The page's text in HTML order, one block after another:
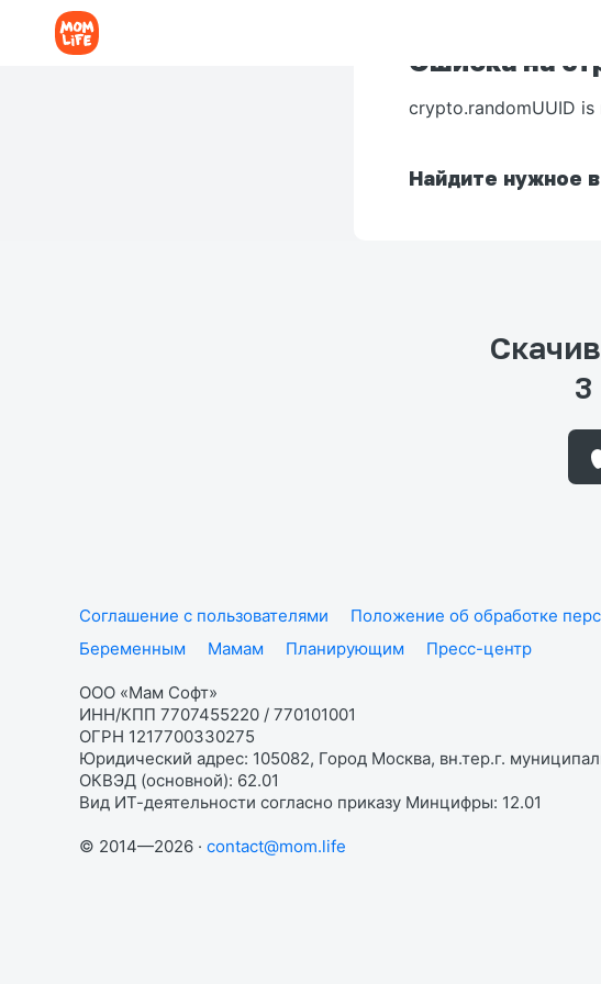
Ошибка на
crypto.randomUUID
Найдите нужное
3
Соглашение с пользователями Положение об обработке
Беременным
Мамам Планирующим Пресс-центр
ООО «Мам Софт»
ИНН/КПП 7707455220 / 770101001
ОГРН 1217700330275
Юридический адрес: 105082, Город Москва, вн.тер.г.
ОКВЭД (основной): 62.01
Вид ИТ-деятельности согласно приказу Минцифры: 12.01
© 2014—2026 · contact@mom.life